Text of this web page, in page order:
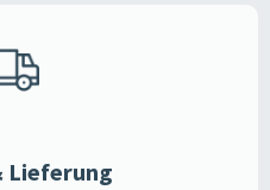
Lieferung